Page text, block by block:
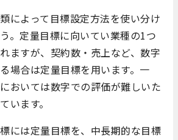
によって目標設定方法を使い分け
。定量目標に向いてい業種の1つ
ますが、契約数・売上など、数字
場合は定量目標を用います。一
おいては数字での評価が難しいた
います。
には定量目標を、中長期的な目標